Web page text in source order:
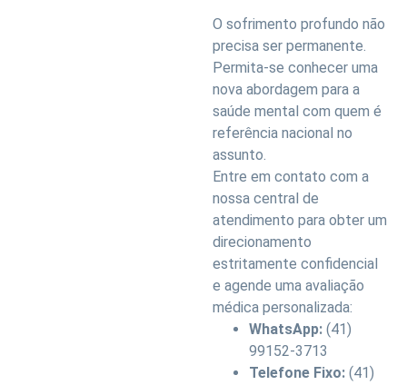
O sofrimento profundo não
precisa ser permanente.
Permita-se conhecer uma
nova abordagem para a
saúde mental com quem é
referência nacional no
assunto.
Entre em contato com a
nossa central de
atendimento para obter um
direcionamento
estritamente confidencial
e agende uma avaliação
médica personalizada:
WhatsApp: (41)
99152-3713
Telefone Fixo: (41)